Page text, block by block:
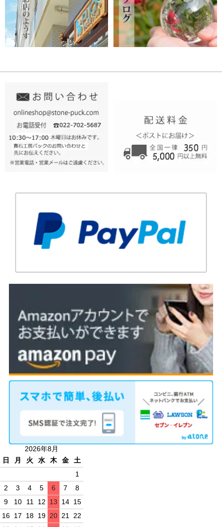
2026年8月
日
月 火 水 木 金
土
1
2
3 4 5 6 7
8
9
10 11 12 13 14 15
16 17 18 19 20 21
22